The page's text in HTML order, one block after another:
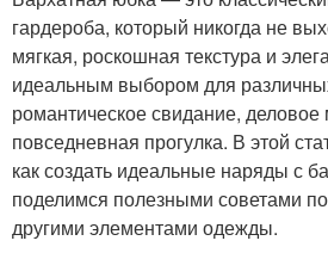
гардероба, который никогда не
мягкая, роскошная текстура и
идеальным выбором для
романтическое свидание,
повседневная прогулка. В этой
как создать идеальные наряды с
поделимся полезными советами
другими элементами одежды.